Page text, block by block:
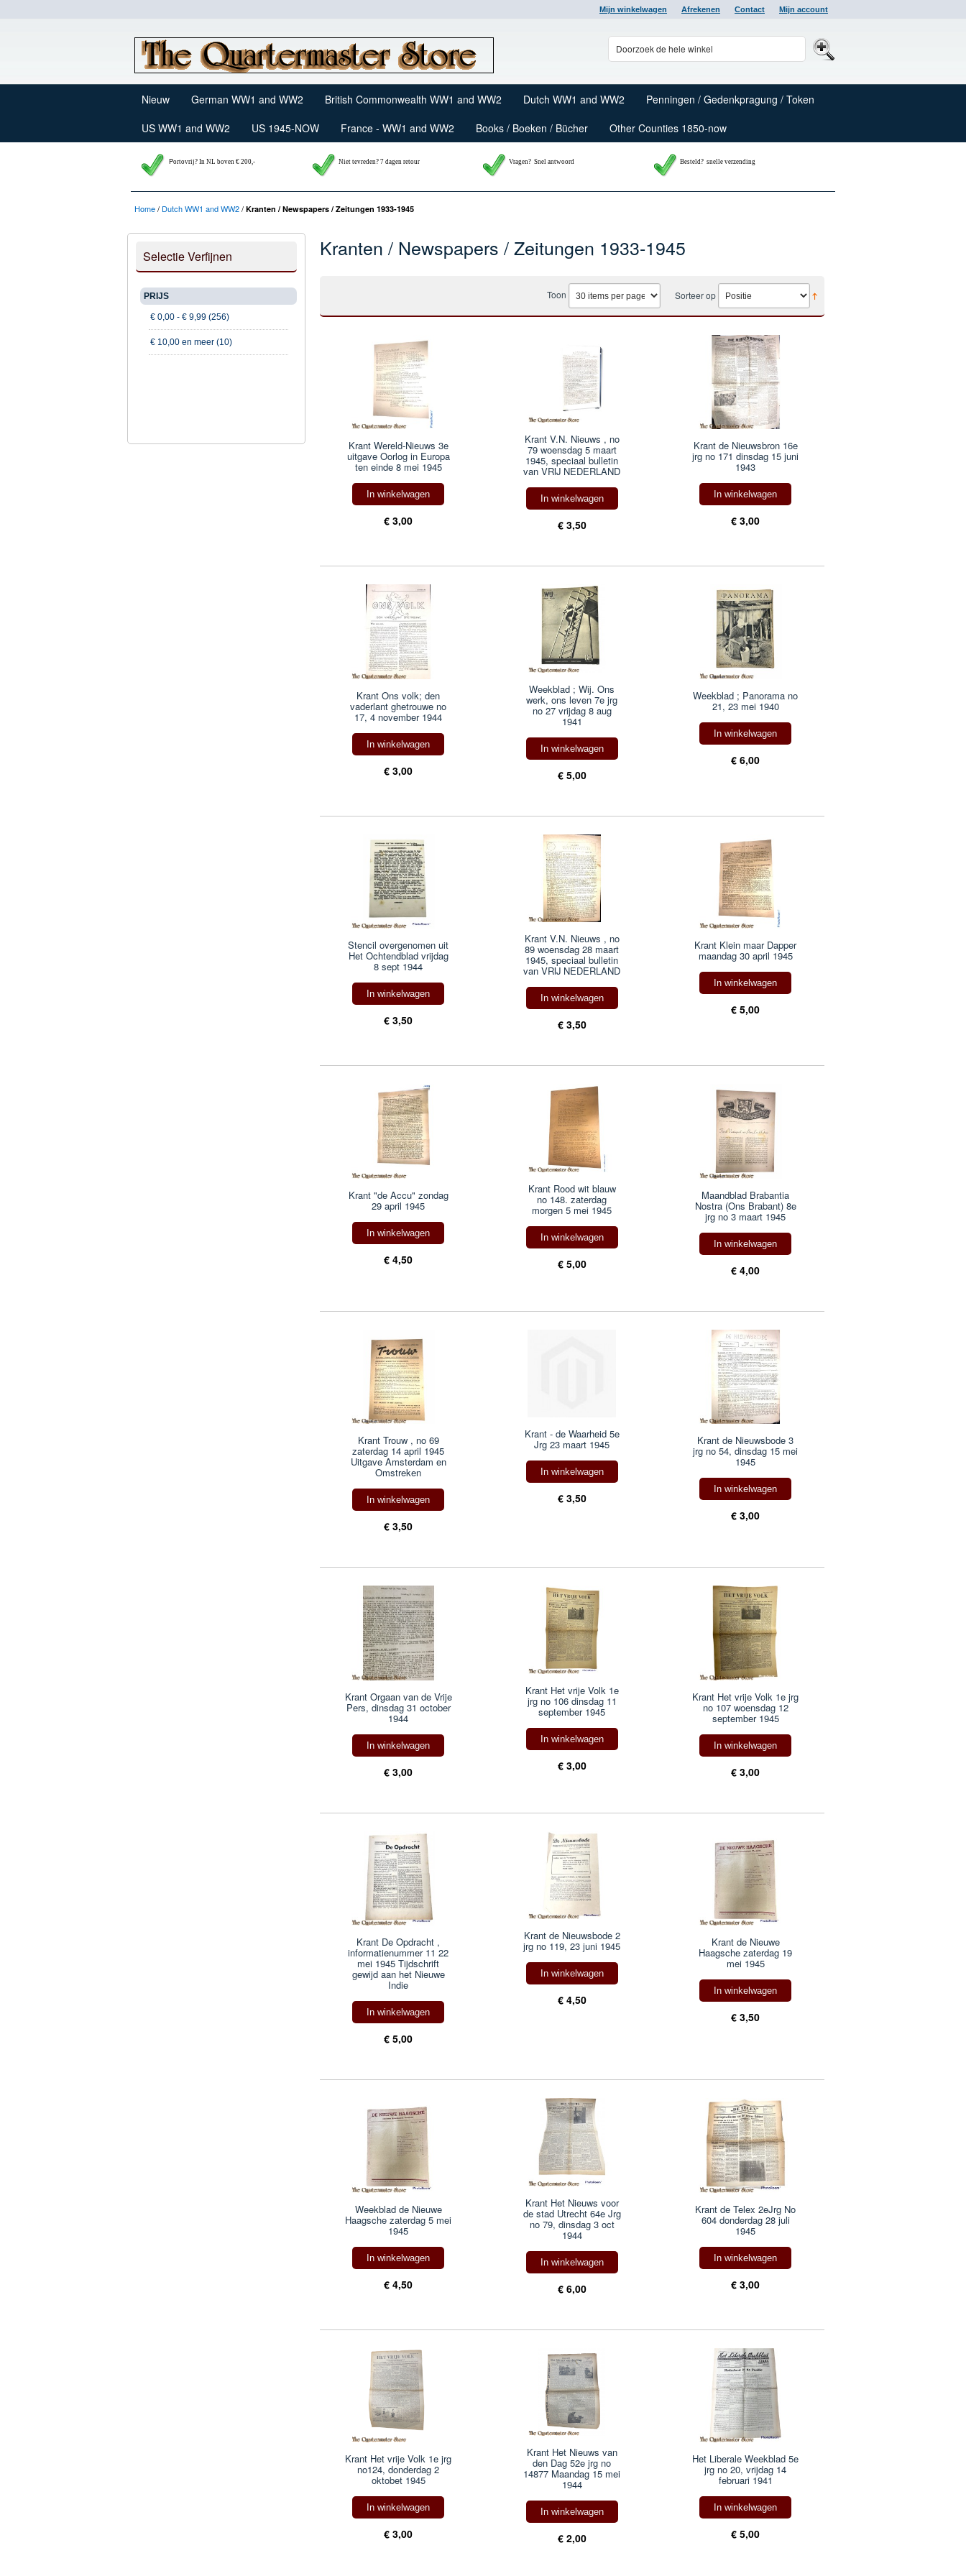
Mijn winkelwagen Afrekenen Contact Mijn account
Nieuw German WW1 and WW2 British Commonwealth WW1 and WW2 Dutch WW1 and WW2
Penningen / Gedenkpragung / Token
US WW1 and WW2
US 1945-NOW France - WW1 and WW2 Books / Boeken / Bücher Other Counties 1850-now
Portovrij? In NL boven € 200,- Niet tevreden? 7 dagen retour Vragen? Snel antwoord Besteld? snelle verzending
Home/ Dutch WW1 and WW2/ Kranten / Newspapers / Zeitungen 1933-1945
Selectie Verfijnen
PRIJS
€ 0,00 - € 9,99 (256)
€ 10,00 en meer (10)
Kranten / Newspapers / Zeitungen 1933-1945
Sorteer op
Toon
Krant Wereld-Nieuws 3e
uitgave Oorlog in Europa
ten einde 8 mei 1945
In winkelwagen
€ 3,00
Krant V.N. Nieuws , no
79 woensdag 5 maart
1945, speciaal bulletin
van VRIJ NEDERLAND
In winkelwagen
€ 3,50
Krant de Nieuwsbron 16e
jrg no 171 dinsdag 15 juni
1943
In winkelwagen
€ 3,00
Krant Ons volk; den
vaderlant ghetrouwe no
17, 4 november 1944
In winkelwagen
€ 3,00
Weekblad ; Wij. Ons
werk, ons leven 7e jrg
no 27 vrijdag 8 aug
1941
In winkelwagen
€ 5,00
Weekblad ; Panorama no
21, 23 mei 1940
In winkelwagen
€ 6,00
Stencil overgenomen uit
Het Ochtendblad vrijdag
8 sept 1944
In winkelwagen
€ 3,50
Krant V.N. Nieuws , no
89 woensdag 28 maart
1945, speciaal bulletin
van VRIJ NEDERLAND
In winkelwagen
€ 3,50
Krant Klein maar Dapper
maandag 30 april 1945
In winkelwagen
€ 5,00
Krant "de Accu" zondag
29 april 1945
In winkelwagen
€ 4,50
Krant Rood wit blauw
no 148. zaterdag
morgen 5 mei 1945
In winkelwagen
€ 5,00
Maandblad Brabantia
Nostra (Ons Brabant) 8e
jrg no 3 maart 1945
In winkelwagen
€ 4,00
Krant Trouw , no 69
zaterdag 14 april 1945
Uitgave Amsterdam en
Omstreken
In winkelwagen
€ 3,50
Krant - de Waarheid 5e
Jrg 23 maart 1945
In winkelwagen
€ 3,50
Krant de Nieuwsbode 3
jrg no 54, dinsdag 15 mei
1945
In winkelwagen
€ 3,00
Krant Orgaan van de Vrije
Pers, dinsdag 31 october
1944
In winkelwagen
€ 3,00
Krant Het vrije Volk 1e
jrg no 106 dinsdag 11
september 1945
In winkelwagen
€ 3,00
Krant Het vrije Volk 1e jrg
no 107 woensdag 12
september 1945
In winkelwagen
€ 3,00
Krant De Opdracht ,
informatienummer 11 22
mei 1945 Tijdschrift
gewijd aan het Nieuwe
Indie
In winkelwagen
€ 5,00
Krant de Nieuwsbode 2
jrg no 119, 23 juni 1945
In winkelwagen
€ 4,50
Krant de Nieuwe
Haagsche zaterdag 19
mei 1945
In winkelwagen
€ 3,50
Weekblad de Nieuwe
Haagsche zaterdag 5 mei
1945
In winkelwagen
€ 4,50
Krant Het Nieuws voor
de stad Utrecht 64e Jrg
no 79, dinsdag 3 oct
1944
In winkelwagen
€ 6,00
Krant de Telex 2eJrg No
604 donderdag 28 juli
1945
In winkelwagen
€ 3,00
Krant Het vrije Volk 1e jrg
no124, donderdag 2
oktobet 1945
In winkelwagen
€ 3,00
Krant Het Nieuws van
den Dag 52e jrg no
14877 Maandag 15 mei
1944
In winkelwagen
€ 2,00
Het Liberale Weekblad 5e
jrg no 20, vrijdag 14
februari 1941
In winkelwagen
€ 5,00